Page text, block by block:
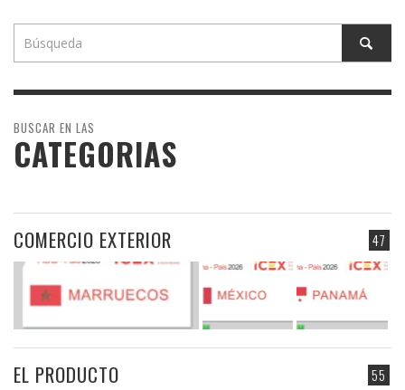
BUSCAR EN LAS
CATEGORIAS
47
COMERCIO EXTERIOR
55
EL PRODUCTO